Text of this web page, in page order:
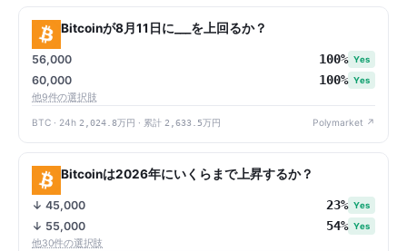
Bitcoinが8月11日に___を上回るか？
56,000 100% Yes
60,000 100% Yes
他9件の選択肢
BTC · 24h 2,024.8万円 · 累計 2,633.5万円 Polymarket ↗
Bitcoinは2026年にいくらまで上昇するか？
↓ 45,000 23% Yes
↓ 55,000 54% Yes
他30件の選択肢